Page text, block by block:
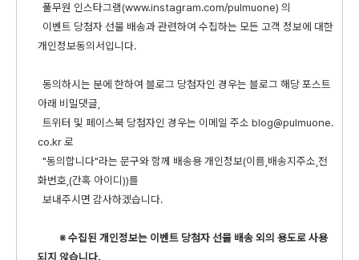
풀무원 인스타그램(www.instagram.com/pulmuone) 의
이벤트 당첨자 선물 배송과 관련하여 수집하는 모든 고객 정보에 대한
개인정보동의서입니다.
동의하시는 분에 한하여 블로그 당첨자인 경우는 블로그 해당 포스트
아래 비밀댓글,
트위터 및 페이스북 당첨자인 경우는 이메일 주소 blog@pulmuone.
co.kr 로
"동의합니다"라는 문구와 함께 배송용 개인정보(이름,배송지주소,전
화번호,(간혹 아이디))를
보내주시면 감사하겠습니다.
※ 수집된 개인정보는 이벤트 당첨자 선물 배송 외의 용도로 사용
되지 않습니다.